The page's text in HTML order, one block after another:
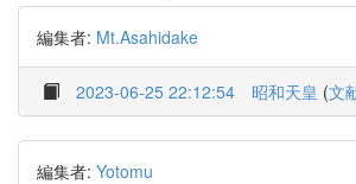
編集者: Mt.Asahidake
2023-06-25 22:12:54 昭和天皇 (文
編集者: Yotomu